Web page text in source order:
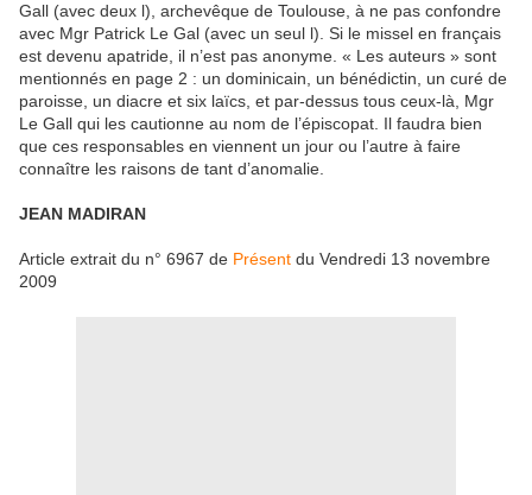
Gall (avec deux l), archevêque de Toulouse, à ne pas confondre
avec Mgr Patrick Le Gal (avec un seul l). Si le missel en français
est devenu apatride, il n’est pas anonyme. « Les auteurs » sont
mentionnés en page 2 : un dominicain, un bénédictin, un curé de
paroisse, un diacre et six laïcs, et par-dessus tous ceux-là, Mgr
Le Gall qui les cautionne au nom de l’épiscopat. Il faudra bien
que ces responsables en viennent un jour ou l’autre à faire
connaître les raisons de tant d’anomalie.
JEAN MADIRAN
Article extrait du n° 6967 de Présent du Vendredi 13 novembre
2009